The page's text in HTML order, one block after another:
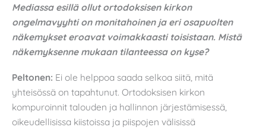
Mediassa esillä ollut ortodoksisen kirkon
ongelmavyyhti on monitahoinen ja eri osapuolten
näkemykset eroavat voimakkaasti toisistaan. Mistä
näkemyksenne mukaan tilanteessa on kyse?
Peltonen: Ei ole helppoa saada selkoa siitä, mitä
yhteisössä on tapahtunut. Ortodoksisen kirkon
kompuroinnit talouden ja hallinnon järjestämisessä,
oikeudellisissa kiistoissa ja piispojen välisissä